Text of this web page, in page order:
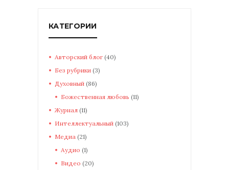
КАТЕГОРИИ
Авторский блог (40)
Без рубрики (3)
Духовный (86)
Божественная любовь (11)
Журнал (11)
Интеллектуальный (103)
Медиа (21)
Аудио (1)
Видео (20)